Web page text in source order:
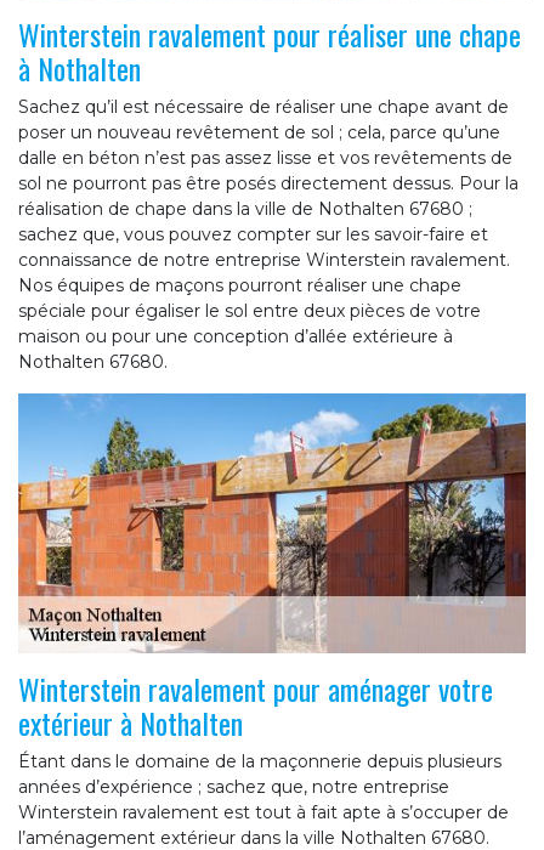
Winterstein ravalement pour réaliser une chape
à Nothalten
Sachez qu’il est nécessaire de réaliser une chape avant de
poser un nouveau revêtement de sol ; cela, parce qu’une
dalle en béton n’est pas assez lisse et vos revêtements de
sol ne pourront pas être posés directement dessus. Pour la
réalisation de chape dans la ville de Nothalten 67680 ;
sachez que, vous pouvez compter sur les savoir-faire et
connaissance de notre entreprise Winterstein ravalement.
Nos équipes de maçons pourront réaliser une chape
spéciale pour égaliser le sol entre deux pièces de votre
maison ou pour une conception d’allée extérieure à
Nothalten 67680.
Winterstein ravalement pour aménager votre
extérieur à Nothalten
Étant dans le domaine de la maçonnerie depuis plusieurs
années d’expérience ; sachez que, notre entreprise
Winterstein ravalement est tout à fait apte à s’occuper de
l’aménagement extérieur dans la ville Nothalten 67680.